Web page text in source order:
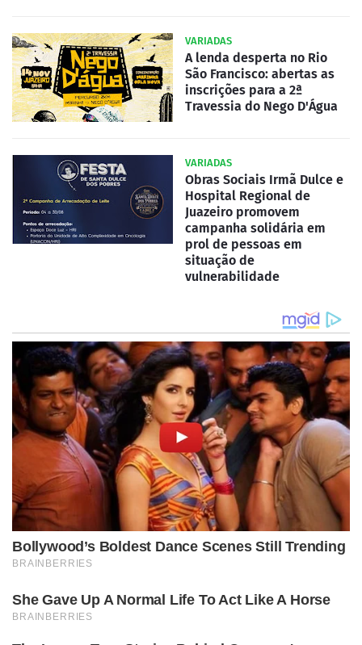
VARIADAS
A lenda desperta no Rio
São Francisco: abertas as
inscrições para a 2ª
Travessia do Nego D'Água
VARIADAS
Obras Sociais Irmã Dulce e
Hospital Regional de
Juazeiro promovem
campanha solidária em
prol de pessoas em
situação de
vulnerabilidade